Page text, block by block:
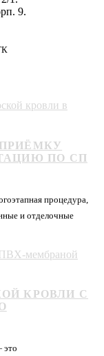
9.
ПО СП
процедура,
и отделочные
КРОВЛИ С
это